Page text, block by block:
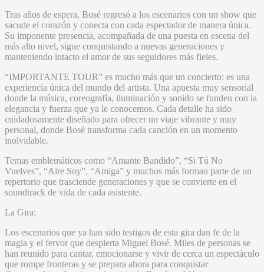
Tras años de espera, Bosé regresó a los escenarios con un show que
sacude el corazón y conecta con cada espectador de manera única.
Su imponente presencia, acompañada de una puesta en escena del
más alto nivel, sigue conquistando a nuevas generaciones y
manteniendo intacto el amor de sus seguidores más fieles.
“IMPORTANTE TOUR” es mucho más que un concierto: es una
experiencia única del mundo del artista. Una apuesta muy sensorial
donde la música, coreografía, iluminación y sonido se funden con la
elegancia y fuerza que ya le conocemos. Cada detalle ha sido
cuidadosamente diseñado para ofrecer un viaje vibrante y muy
personal, donde Bosé transforma cada canción en un momento
inolvidable.
Temas emblemáticos como “Amante Bandido”, “Si Tú No
Vuelves”, “Aire Soy”, “Amiga” y muchos más forman parte de un
repertorio que trasciende generaciones y que se convierte en el
soundtrack de vida de cada asistente.
La Gira:
Los escenarios que ya han sido testigos de esta gira dan fe de la
magia y el fervor que despierta Miguel Bosé. Miles de personas se
han reunido para cantar, emocionarse y vivir de cerca un espectáculo
que rompe fronteras y se prepara ahora para conquistar